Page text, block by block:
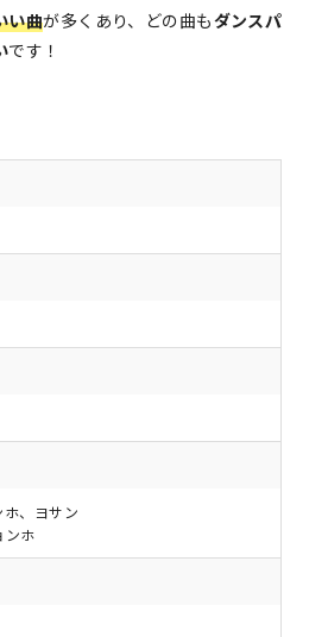
い曲が多くあり、どの曲もダンスパ
です！
ホ、ヨサン
ンホ